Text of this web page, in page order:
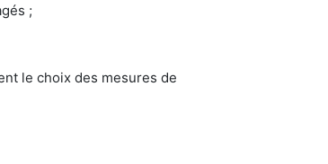
;
le choix des mesures de